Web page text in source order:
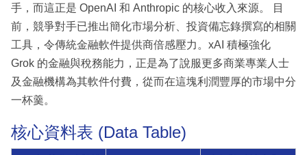
手，而這正是 OpenAI 和 Anthropic 的核心收入來源。 目
前，競爭對手已推出簡化市場分析、投資備忘錄撰寫的相關
工具，令傳統金融軟件提供商倍感壓力。xAI 積極強化
Grok 的金融與稅務能力，正是為了說服更多商業專業人士
及金融機構為其軟件付費，從而在這塊利潤豐厚的市場中分
一杯羹。
核心資料表 (Data Table)